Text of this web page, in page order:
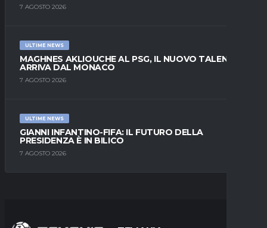
7 AGOSTO 2026
ULTIME NEWS
MAGHNES AKLIOUCHE AL PSG, IL NUOVO TALENTO
ARRIVA DAL MONACO
7 AGOSTO 2026
ULTIME NEWS
GIANNI INFANTINO-FIFA: IL FUTURO DELLA
PRESIDENZA È IN BILICO
7 AGOSTO 2026